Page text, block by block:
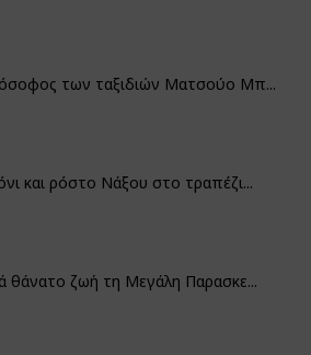
των ταξιδιών Ματσούο Μπ...
και ρόστο Νάξου στο τραπέζι...
θάνατο ζωή τη Μεγάλη Παρασκε...